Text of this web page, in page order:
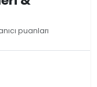
puanları